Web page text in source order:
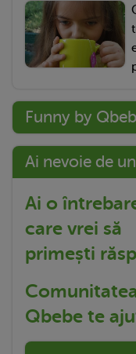
Funny by
Ai nevoie de
Ai o
care vrei să
primești
Qbebe te